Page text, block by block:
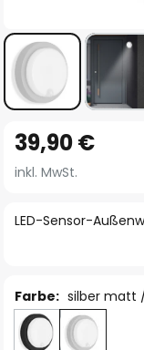
Anfang
der
springen
LED-Sensor-
39,90 €
inkl. MwSt.
Farbe: silber matt